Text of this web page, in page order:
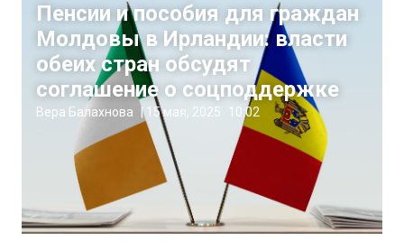
Пенсии и пособия для граждан
Молдовы в Ирландии: власти
обеих стран обсудят
соглашение о соцподдержке
Вера Балахнова | 15 мая, 2025 10:02